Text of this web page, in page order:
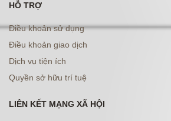
HỖ TRỢ
Điều khoản sử dụng
Điều khoản giao dịch
Dịch vụ tiện ích
Quyền sở hữu trí tuệ
LIÊN KẾT MẠNG XÃ HỘI